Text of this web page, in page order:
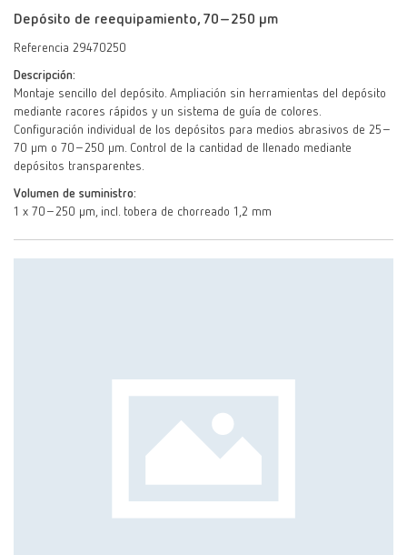
Depósito de reequipamiento, 70–250 μm
Referencia 29470250
Descripción:
Montaje sencillo del depósito. Ampliación sin herramientas del depósito
mediante racores rápidos y un sistema de guía de colores.
Configuración individual de los depósitos para medios abrasivos de 25–
70 µm o 70–250 µm. Control de la cantidad de llenado mediante
depósitos transparentes.
Volumen de suministro:
1 x 70–250 μm, incl. tobera de chorreado 1,2 mm